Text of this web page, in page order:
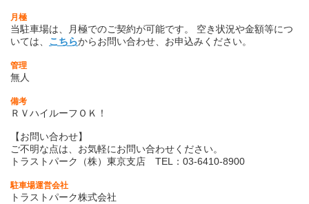
月極
当駐車場は、月極でのご契約が可能です。 空き状況や金額等につ
いては、 こちらからお問い合わせ、お申込みください。
管理
無人
備考
ＲＶハイルーフＯＫ！
【お問い合わせ】
ご不明な点は、お気軽にお問い合わせください。
トラストパーク（株）東京支店 TEL：03-6410-8900
駐車場運営会社
トラストパーク株式会社